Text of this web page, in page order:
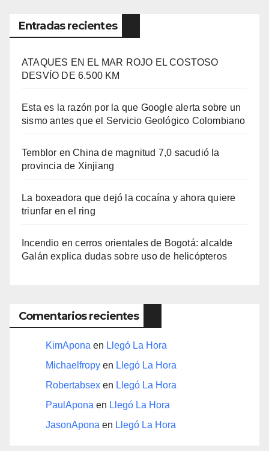
Entradas recientes
ATAQUES EN EL MAR ROJO EL COSTOSO
DESVÍO DE 6.500 KM
Esta es la razón por la que Google alerta sobre un
sismo antes que el Servicio Geológico Colombiano
Temblor en China de magnitud 7,0 sacudió la
provincia de Xinjiang
La boxeadora que dejó la cocaína y ahora quiere
triunfar en el ring​
Incendio en cerros orientales de Bogotá: alcalde
Galán explica dudas sobre uso de helicópteros
Comentarios recientes
KimApona en Llegó La Hora
Michaelfropy en Llegó La Hora
Robertabsex en Llegó La Hora
PaulApona en Llegó La Hora
JasonApona en Llegó La Hora